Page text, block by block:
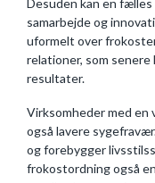
samarbejde og
uformelt over
relationer, som
resultater.
Virksomheder med
også lavere
og forebygger
frokostordning også